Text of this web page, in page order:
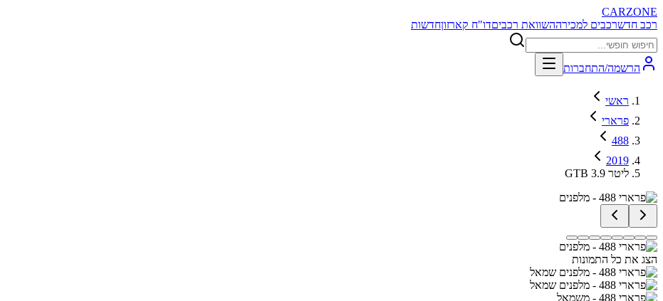
CARZONE
רכב חדשרכבים למכירההשוואת רכביםדו"ח קארזוןחדשות
הרשמה/התחברות
ראשי
פרארי
488
2019
GTB 3.9 ליטר
הצג את כל התמונות